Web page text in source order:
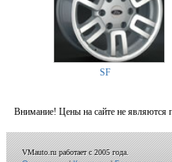
SF
Внимание! Цены на сайте не являются
VMauto.ru работает с 2005 года.